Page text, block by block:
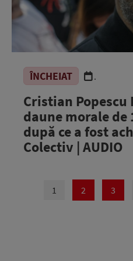
ÎNCHEIAT .
Cristian
daune morale de
după ce a fost
Colectiv | AUDIO
1 2 3